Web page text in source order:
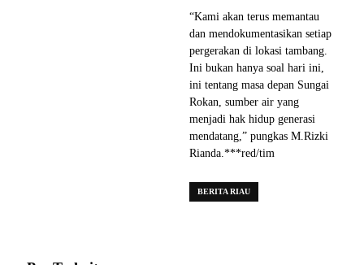
“Kami akan terus memantau
dan mendokumentasikan setiap
pergerakan di lokasi tambang.
Ini bukan hanya soal hari ini,
ini tentang masa depan Sungai
Rokan, sumber air yang
menjadi hak hidup generasi
mendatang,” pungkas M.Rizki
Rianda.***red/tim
BERITA RIAU